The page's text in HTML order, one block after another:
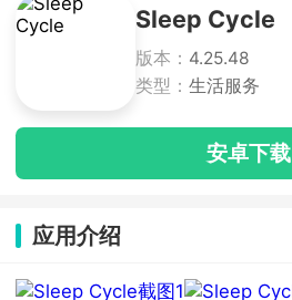
Sleep Cycle
版本： 4.25.48
类型： 生活服务
安卓下载
应用介绍